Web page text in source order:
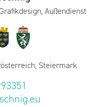
Außendienst
Steiermark